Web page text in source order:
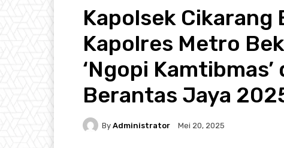
Kapolsek Cikarang
Kapolres Metro
‘Ngopi
Berantas Jaya
By Administrator Mei 20, 2025